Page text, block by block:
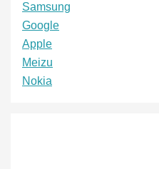
Samsung
Google
Apple
Meizu
Nokia